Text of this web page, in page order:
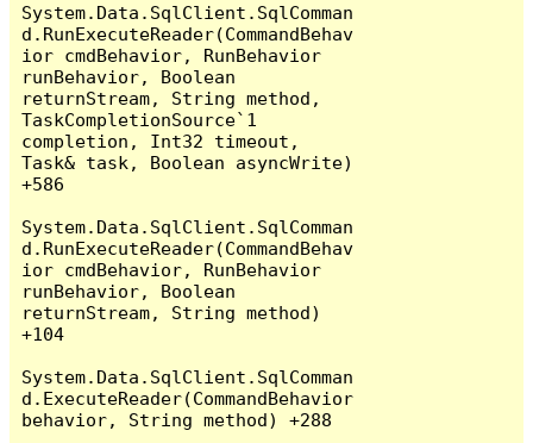
System.Data.SqlClient.SqlComman
d.RunExecuteReader(CommandBehav
ior cmdBehavior, RunBehavior
runBehavior, Boolean
returnStream, String method,
TaskCompletionSource`1
completion, Int32 timeout,
Task& task, Boolean asyncWrite)
+586
System.Data.SqlClient.SqlComman
d.RunExecuteReader(CommandBehav
ior cmdBehavior, RunBehavior
runBehavior, Boolean
returnStream, String method)
+104
System.Data.SqlClient.SqlComman
d.ExecuteReader(CommandBehavior
behavior, String method) +288